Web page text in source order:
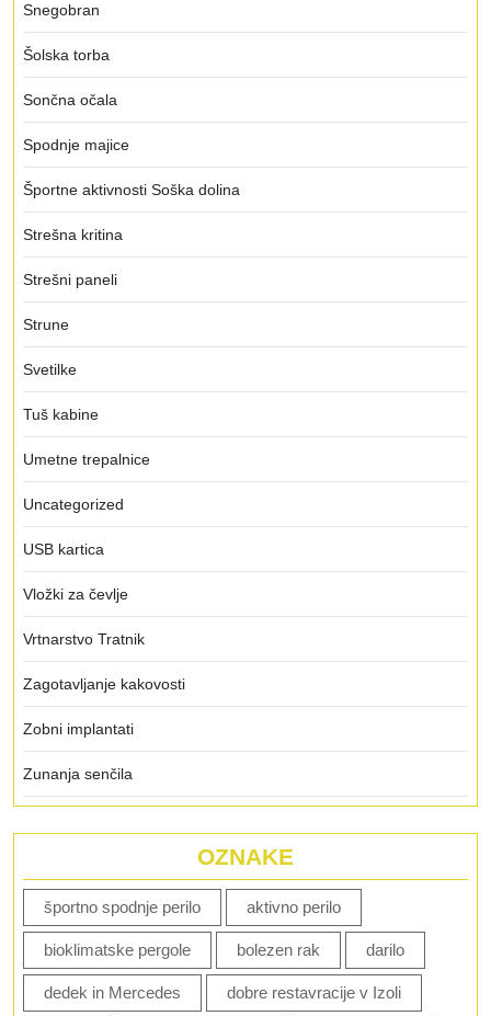
Snegobran
Šolska torba
Sončna očala
Spodnje majice
Športne aktivnosti Soška dolina
Strešna kritina
Strešni paneli
Strune
Svetilke
Tuš kabine
Umetne trepalnice
Uncategorized
USB kartica
Vložki za čevlje
Vrtnarstvo Tratnik
Zagotavljanje kakovosti
Zobni implantati
Zunanja senčila
OZNAKE
športno spodnje perilo aktivno perilo
bioklimatske pergole bolezen rak darilo
dedek in Mercedes dobre restavracije v Izoli